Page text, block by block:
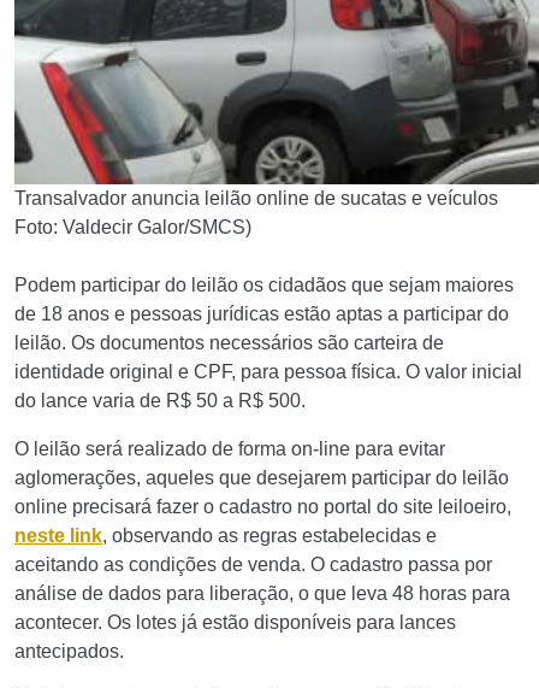
Transalvador anuncia leilão online de sucatas e veículos
Foto: Valdecir Galor/SMCS)
Podem participar do leilão os cidadãos que sejam maiores
de 18 anos e pessoas jurídicas estão aptas a participar do
leilão. Os documentos necessários são carteira de
identidade original e CPF, para pessoa física. O valor inicial
do lance varia de R$ 50 a R$ 500.
O leilão será realizado de forma on-line para evitar
aglomerações, aqueles que desejarem participar do leilão
online precisará fazer o cadastro no portal do site leiloeiro,
neste link, observando as regras estabelecidas e
aceitando as condições de venda. O cadastro passa por
análise de dados para liberação, o que leva 48 horas para
acontecer. Os lotes já estão disponíveis para lances
antecipados.